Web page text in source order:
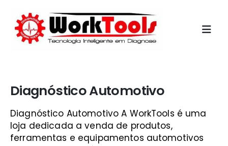
Diagnóstico Automotivo
Diagnóstico Automotivo A WorkTools é uma
loja dedicada a venda de produtos,
ferramentas e equipamentos automotivos